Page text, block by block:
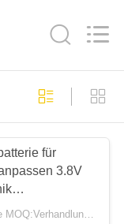
für
3.8V
negotiable MOQ:Verhandlungsfähig